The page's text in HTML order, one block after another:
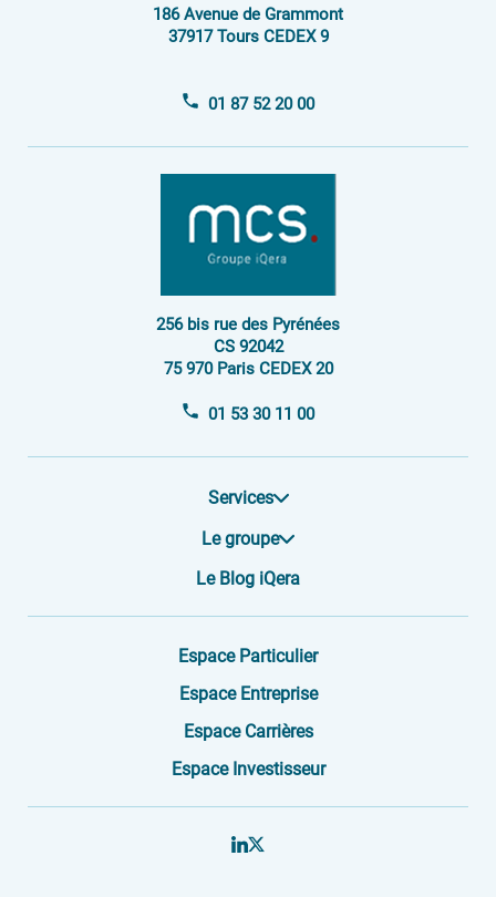
186 Avenue de Grammont
37917 Tours CEDEX 9
01 87 52 20 00
256 bis rue des Pyrénées
CS 92042
75 970 Paris CEDEX 20
01 53 30 11 00
Services
Le groupe
Le Blog iQera
Espace Particulier
Espace Entreprise
Espace Carrières
Espace Investisseur